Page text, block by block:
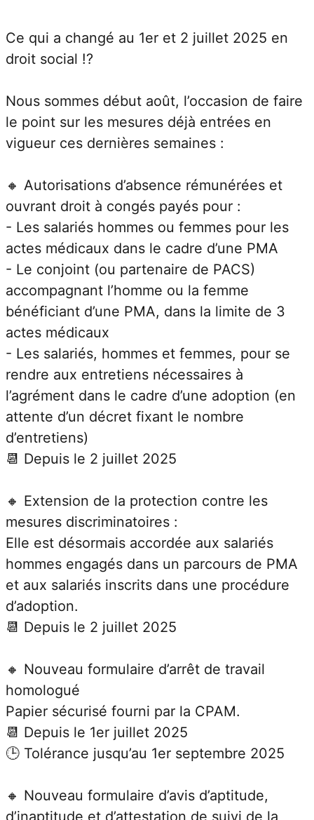
Ce qui a changé au 1er et 2 juillet 2025 en
droit social !?
Nous sommes début août, l’occasion de faire
le point sur les mesures déjà entrées en
vigueur ces dernières semaines :
🔸 Autorisations d’absence rémunérées et
ouvrant droit à congés payés pour :
- Les salariés hommes ou femmes pour les
actes médicaux dans le cadre d’une PMA
- Le conjoint (ou partenaire de PACS)
accompagnant l’homme ou la femme
bénéficiant d’une PMA, dans la limite de 3
actes médicaux
- Les salariés, hommes et femmes, pour se
rendre aux entretiens nécessaires à
l’agrément dans le cadre d’une adoption (en
attente d’un décret fixant le nombre
d’entretiens)
📆 Depuis le 2 juillet 2025
🔸 Extension de la protection contre les
mesures discriminatoires :
Elle est désormais accordée aux salariés
hommes engagés dans un parcours de PMA
et aux salariés inscrits dans une procédure
d’adoption.
📆 Depuis le 2 juillet 2025
🔸 Nouveau formulaire d’arrêt de travail
homologué
Papier sécurisé fourni par la CPAM.
📆 Depuis le 1er juillet 2025
🕒 Tolérance jusqu’au 1er septembre 2025
🔸 Nouveau formulaire d’avis d’aptitude,
d’inaptitude et d’attestation de suivi de la